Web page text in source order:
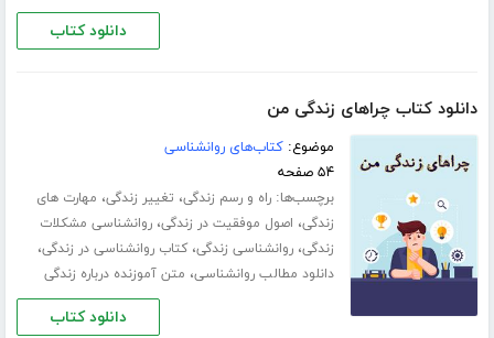
دانلود کتاب
دانلود کتاب چراهای زندگی من
موضوع:کتاب‌های روانشناسی
۵۴ صفحه
برچسب‌ها:راه و رسم زندگی، تغییر زندگی، مهارت های
زندگی، اصول موفقیت در زندگی،روانشناسی مشکلات
زندگی،روانشناسی زندگی،کتاب روانشناسی در زندگی،
دانلود مطالب روانشناسی، متن آموزنده درباره زندگی
دانلود کتاب